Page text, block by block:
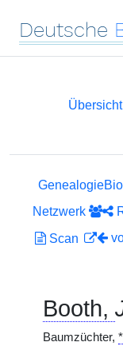
Deutsche
Übersicht
Genealogie
Netzwerk
Scan
Booth,
Baumzüchter, *